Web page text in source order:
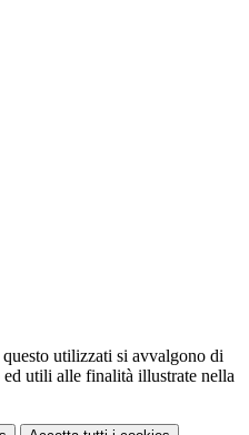
utilizzati si avvalgono di
utili alle finalità illustrate nella